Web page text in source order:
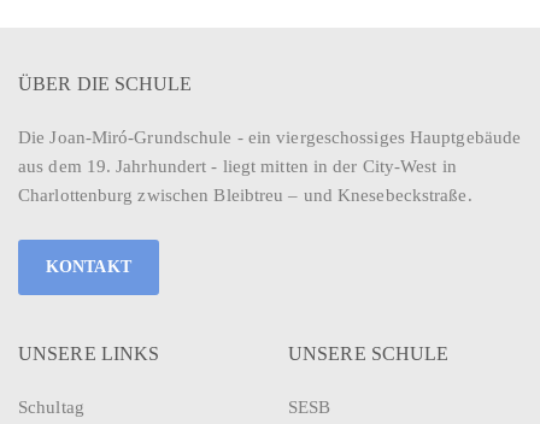
ÜBER DIE SCHULE
Die Joan-Miró-Grundschule - ein viergeschossiges Hauptgebäude
aus dem 19. Jahrhundert - liegt mitten in der City-West in
Charlottenburg zwischen Bleibtreu – und Knesebeckstraße.
KONTAKT
UNSERE LINKS
Schultag
UNSERE SCHULE
SESB